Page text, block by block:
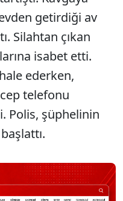
getirdiği av
Silahtan çıkan
isabet etti.
ederken,
telefonu
Polis, şüphelinin